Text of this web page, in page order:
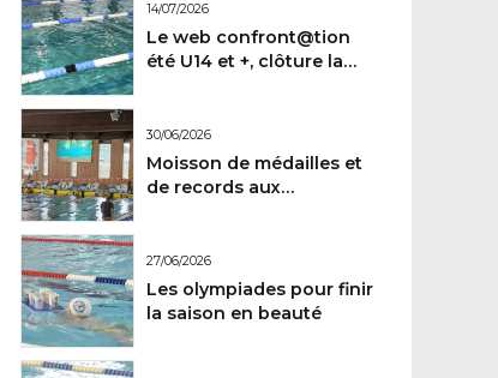
14/07/2026
Le web confront@tion
été U14 et +, clôture la
30/06/2026
Moisson de médailles et
de records aux
27/06/2026
Les olympiades pour finir
la saison en beauté